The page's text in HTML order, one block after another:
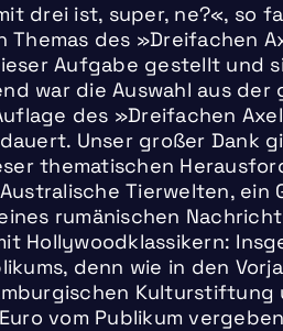
drei ist, super, ne?«, so
des »Dreifachen
Aufgabe gestellt und
war die Auswahl aus der
des »Dreifachen
Unser großer Dank
thematischen
Tierwelten, ein
rumänischen
Hollywoodklassikern:
denn wie in den
vom Publikum